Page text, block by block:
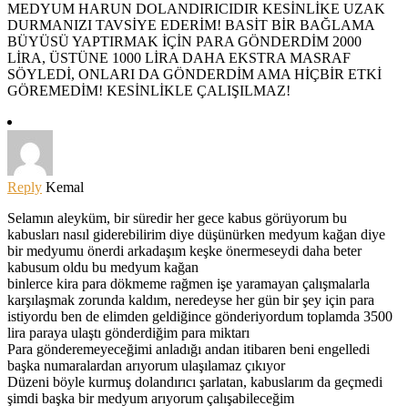
MEDYUM HARUN DOLANDIRICIDIR KESİNLİKE UZAK
DURMANIZI TAVSİYE EDERİM! BASİT BİR BAĞLAMA
BÜYÜSÜ YAPTIRMAK İÇİN PARA GÖNDERDİM 2000
LİRA, ÜSTÜNE 1000 LİRA DAHA EKSTRA MASRAF
SÖYLEDİ, ONLARI DA GÖNDERDİM AMA HİÇBİR ETKİ
GÖREMEDİM! KESİNLİKLE ÇALIŞILMAZ!
Reply Kemal
Selamın aleyküm, bir süredir her gece kabus görüyorum bu
kabusları nasıl giderebilirim diye düşünürken medyum kağan diye
bir medyumu önerdi arkadaşım keşke önermeseydi daha beter
kabusum oldu bu medyum kağan
binlerce kira para dökmeme rağmen işe yaramayan çalışmalarla
karşılaşmak zorunda kaldım, neredeyse her gün bir şey için para
istiyordu ben de elimden geldiğince gönderiyordum toplamda 3500
lira paraya ulaştı gönderdiğim para miktarı
Para gönderemeyeceğimi anladığı andan itibaren beni engelledi
başka numaralardan arıyorum ulaşılamaz çıkıyor
Düzeni böyle kurmuş dolandırıcı şarlatan, kabuslarım da geçmedi
şimdi başka bir medyum arıyorum çalışabileceğim